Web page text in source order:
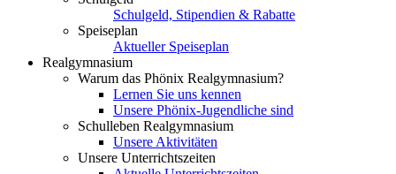
Schulgeld, Stipendien & Rabatte
Speiseplan
Aktueller Speiseplan
Realgymnasium
Warum das Phönix Realgymnasium?
Lernen Sie uns kennen
Unsere Phönix-Jugendliche sind
Schulleben Realgymnasium
Unsere Aktivitäten
Unsere Unterrichtszeiten